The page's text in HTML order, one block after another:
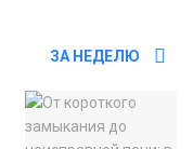
ЗА НЕДЕЛЮ